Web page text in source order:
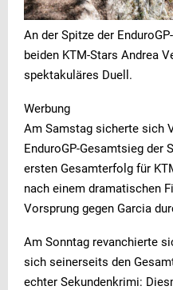
An der Spitze der
beiden KTM-Stars Andrea
spektakuläres Duell.
Werbung
Am Samstag sicherte sich
EnduroGP-Gesamtsieg der
ersten Gesamterfolg für
nach einem dramatischen
Vorsprung gegen Garcia
Am Sonntag revanchierte
sich seinerseits den
echter Sekundenkrimi: